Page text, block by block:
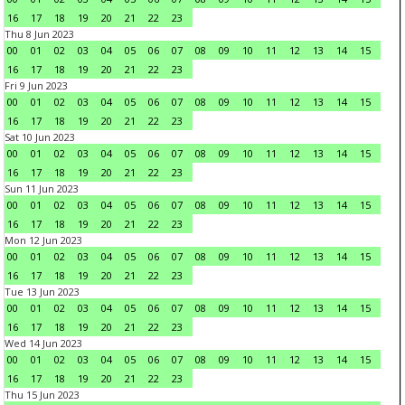
16
17 18 19 20 21 22
23
Thu 8 Jun 2023
00
01 02 03 04 05 06 07 08 09 10 11 12 13 14
15
16
17 18 19 20 21 22
23
Fri 9 Jun 2023
00
01 02 03 04 05 06 07 08 09 10 11 12 13 14
15
16
17 18 19 20 21 22
23
Sat 10 Jun 2023
00
01 02 03 04 05 06 07 08 09 10 11 12 13 14
15
16
17 18 19 20 21 22
23
Sun 11 Jun 2023
00
01 02 03 04 05 06 07 08 09 10 11 12 13 14
15
16
17 18 19 20 21 22
23
Mon 12 Jun 2023
00
01 02 03 04 05 06 07 08 09 10 11 12 13 14
15
16
17 18 19 20 21 22
23
Tue 13 Jun 2023
00
01 02 03 04 05 06 07 08 09 10 11 12 13 14
15
16
17 18 19 20 21 22
23
Wed 14 Jun 2023
00
01 02 03 04 05 06 07 08 09 10 11 12 13 14
15
16
17 18 19 20 21 22
23
Thu 15 Jun 2023